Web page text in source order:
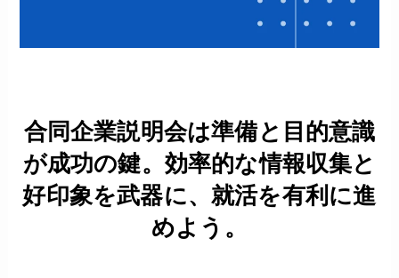
合同企業説明会は準備と目的意識
が成功の鍵。効率的な情報収集と
好印象を武器に、就活を有利に進
めよう。